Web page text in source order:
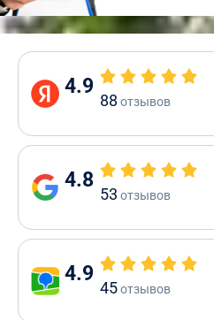
4.9
88 отзывов
4.8
53 отзывов
4.9
45отзывов